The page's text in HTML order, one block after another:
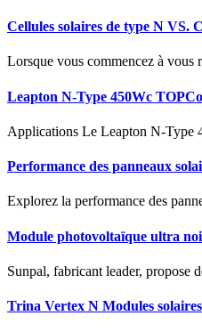
Cellules solaires de type N VS.
Lorsque vous commencez à vous
Leapton N-Type 450Wc
Applications Le Leapton N-Type
Performance des panneaux
Explorez la performance des
Module photovoltaïque ultra
Sunpal, fabricant leader,
Trina Vertex N Modules